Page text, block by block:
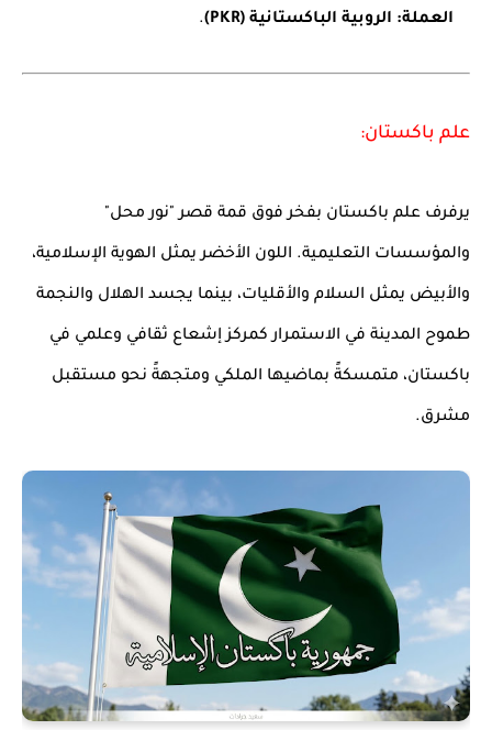
العملة: الروبية الباكستانية (PKR) .
علم باكستان:
يرفرف علم باكستان بفخر فوق قمة قصر "نور محل"
والمؤسسات التعليمية. اللون الأخضر يمثل الهوية الإسلامية،
والأبيض يمثل السلام والأقليات، بينما يجسد الهلال والنجمة
طموح المدينة في الاستمرار كمركز إشعاع ثقافي وعلمي في
باكستان، متمسكةً بماضيها الملكي ومتجهةً نحو مستقبل
مشرق.